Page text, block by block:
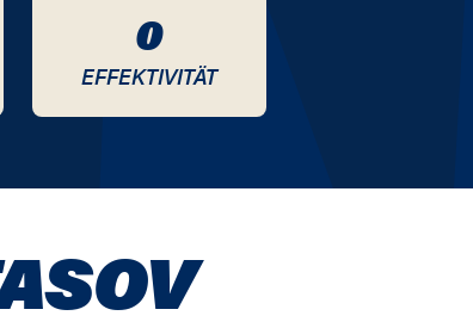
0
EFFEKTIVITÄT